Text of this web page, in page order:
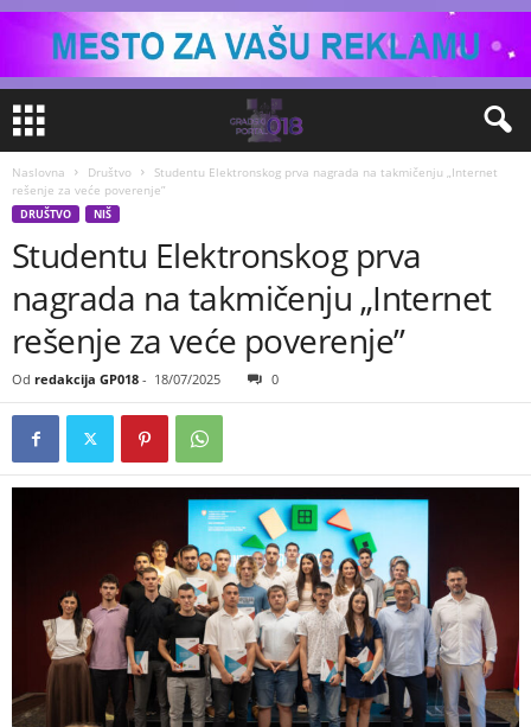
Naslovna Društvo
Studentu Elektronskog prva nagrada na takmičenju „Internet
rešenje za veće poverenje”
DRUŠTVO NIŠ
Studentu Elektronskog prva
nagrada na takmičenju „Internet
rešenje za veće poverenje”
Od redakcija GP018 - 18/07/2025 0